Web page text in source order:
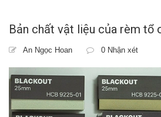
An Ngọc Hoan 0 Nhận xét